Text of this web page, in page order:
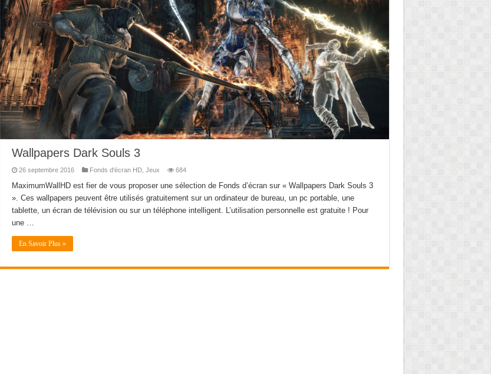
Wallpapers Dark Souls 3
26 septembre 2016 Fonds d'écran HD, Jeux 684
MaximumWallHD est fier de vous proposer une sélection de Fonds d’écran sur « Wallpapers Dark Souls 3
». Ces wallpapers peuvent être utilisés gratuitement sur un ordinateur de bureau, un pc portable, une
tablette, un écran de télévision ou sur un téléphone intelligent. L’utilisation personnelle est gratuite ! Pour
une …
En Savoir Plus »